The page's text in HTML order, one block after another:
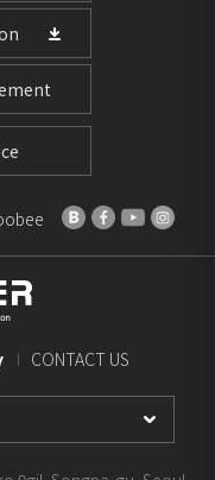
CONTACT US